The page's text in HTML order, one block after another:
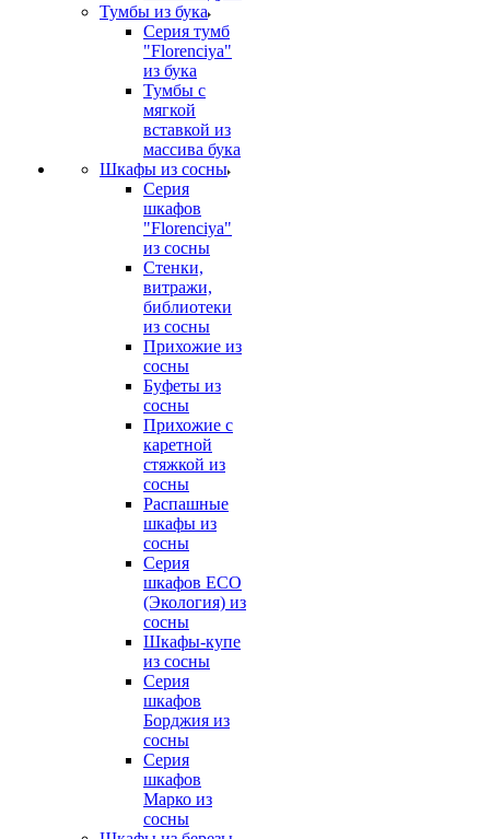
Тумбы из бука
Серия тумб
"Florenciya"
из бука
Тумбы с
мягкой
вставкой из
массива бука
Шкафы из сосны
Серия
шкафов
"Florenciya"
из сосны
Стенки,
витражи,
библиотеки
из сосны
Прихожие из
сосны
Буфеты из
сосны
Прихожие с
каретной
стяжкой из
сосны
Распашные
шкафы из
сосны
Серия
шкафов ECO
(Экология) из
сосны
Шкафы-купе
из сосны
Серия
шкафов
Борджия из
сосны
Серия
шкафов
Марко из
сосны